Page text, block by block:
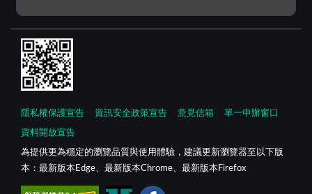
隱私權保護宣告 資訊安全政策宣告 意見信箱 單一申辦窗口
資料開放宣告
為提供更為穩定的瀏覽品質與使用體驗，建議更新瀏覽器至以下版
本：最新版本Edge、最新版本Chrome、最新版本Firefox